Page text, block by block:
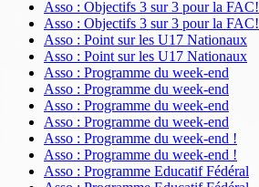
Asso : Objectifs 3 sur 3 pour la FAC!
Asso : Objectifs 3 sur 3 pour la FAC!
Asso : Point sur les U17 Nationaux
Asso : Point sur les U17 Nationaux
Asso : Programme du week-end
Asso : Programme du week-end
Asso : Programme du week-end
Asso : Programme du week-end
Asso : Programme du week-end !
Asso : Programme du week-end !
Asso : Programme Educatif Fédéral